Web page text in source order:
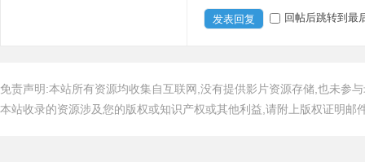
发表回复 回帖后跳转到最
免责声明:本站所有资源均收集自互联网,没有提供影片资源存储,也未参
本站收录的资源涉及您的版权或知识产权或其他利益,请附上版权证明